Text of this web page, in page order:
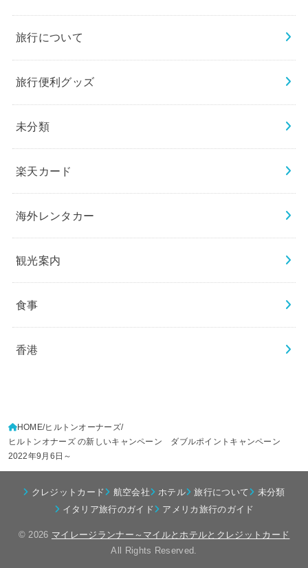
旅行について
旅行便利グッズ
未分類
楽天カード
海外レンタカー
観光案内
食事
香港
HOME ヒルトンオーナーズ
ヒルトンオナーズ の新しいキャンペーン ダブルポイントキャンペーン
2022年9月6日～
クレジットカード 航空会社 ホテル 旅行について
未分類
イタリア旅行のガイド
アメリカ旅行のガイド
© 2026 マイレージランナー～マイルとホテルとクレジットカード
All Rights Reserved.